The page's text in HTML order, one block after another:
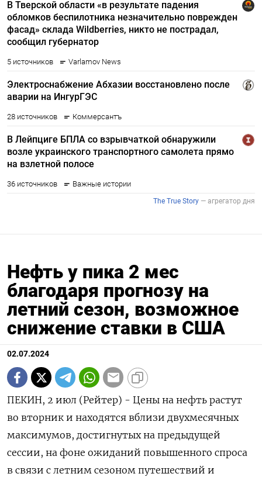
Нефть у пика 2 мес
благодаря прогнозу на
летний сезон, возможное
снижение ставки в США
02.07.2024
ПЕКИН, 2 июл (Рейтер) - Цены на нефть растут
во вторник и находятся вблизи двухмесячных
максимумов, достигнутых на предыдущей
сессии, на фоне ожиданий повышенного спроса
в связи с летним сезоном путешествий и